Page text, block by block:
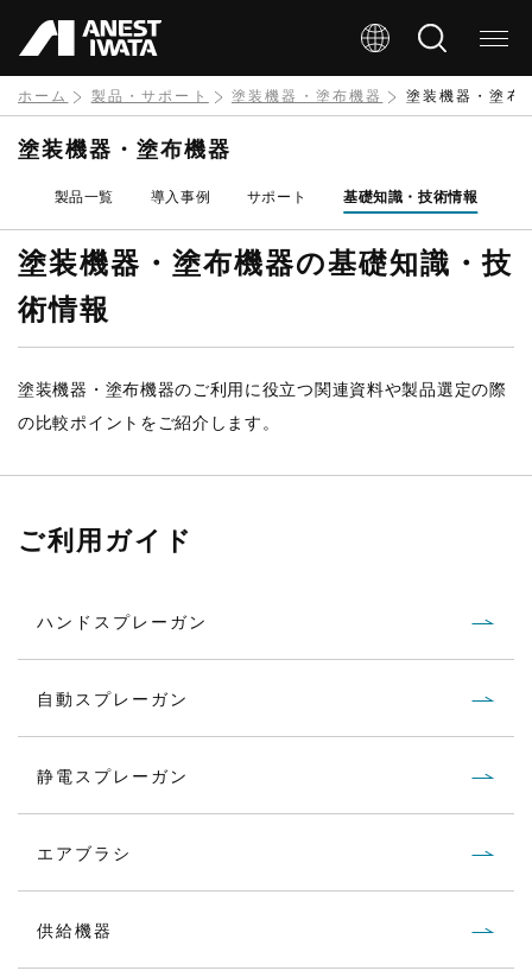
イ
ン
動
ホーム 製品・サポート 塗装機器・塗布機器 塗装機器・塗布
塗装機器・塗布機器の基礎知識・技
術情報
塗装機器・塗布機器のご利用に役立つ関連資料や製品選定の際
の比較ポイントをご紹介します。
ご利用ガイド
ハンドスプレーガン
自動スプレーガン
静電スプレーガン
エアブラシ
供給機器
塗装機器・塗布機器
製品一覧 導入事例 サポート 基礎知識・技術情報